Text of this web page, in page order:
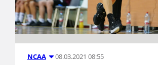
NCAA 08.03.2021 08:55